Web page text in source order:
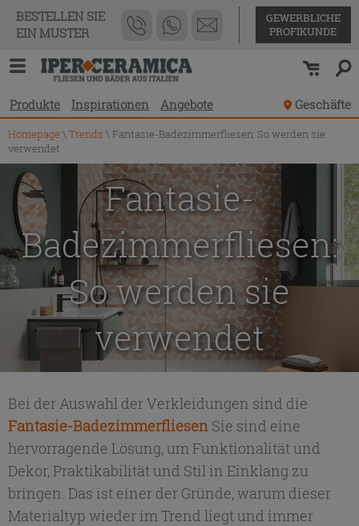
BESTELLEN SIE
EIN MUSTER
GEWERBLICHE
PROFIKUNDE
Produkte Inspirationen Angebote Geschäfte
Homepage\ Trends \ Fantasie-Badezimmerfliesen: So werden sie
verwendet
Fantasie-
Badezimmerfliesen:
So werden sie
verwendet
Bei der Auswahl der Verkleidungen sind die
Fantasie-Badezimmerfliesen Sie sind eine
hervorragende Lösung, um Funktionalität und
Dekor, Praktikabilität und Stil in Einklang zu
bringen. Das ist einer der Gründe, warum dieser
Materialtyp wieder im Trend liegt und immer